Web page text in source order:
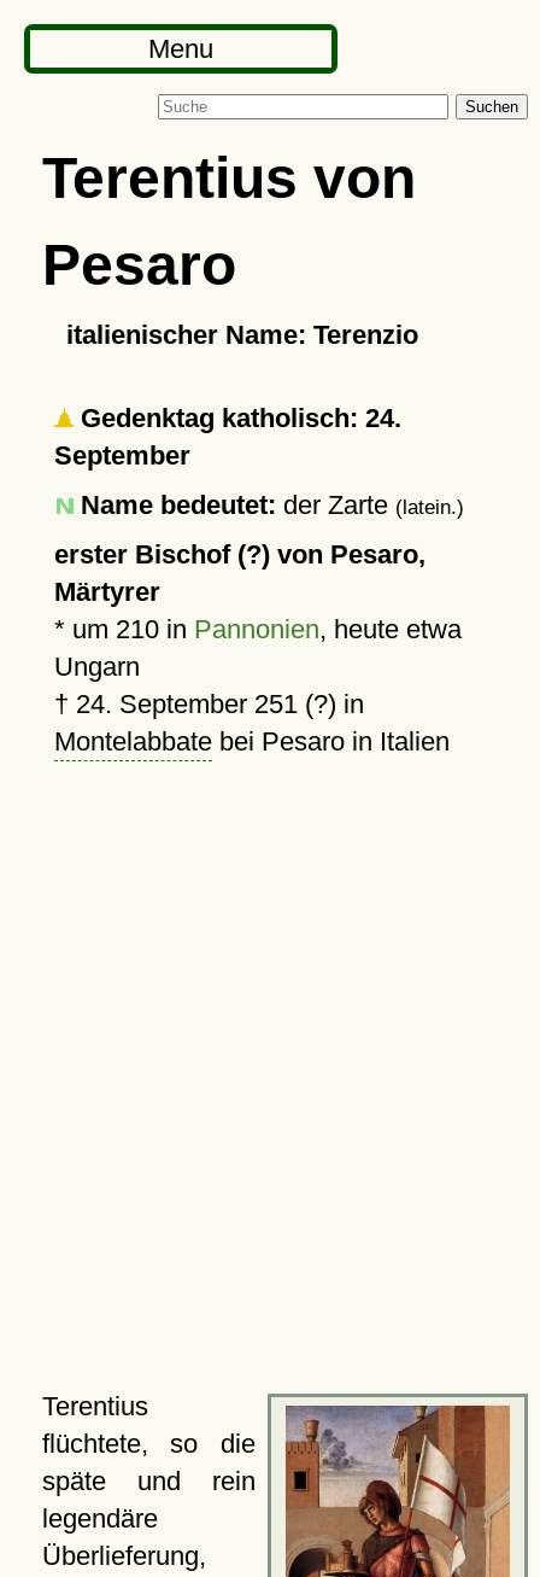
Menu
Suchen
Terentius von
Pesaro
italienischer Name: Terenzio
Gedenktag katholisch: 24.
September
Name bedeutet: der Zarte (latein.)
erster Bischof (?) von Pesaro,
Märtyrer
* um 210in Pannonien, heute etwa
Ungarn
† 24. September 251 (?) in
Montelabbatebei Pesaro in Italien
Terentius
flüchtete, so die
späte und rein
legendäre
Überlieferung,